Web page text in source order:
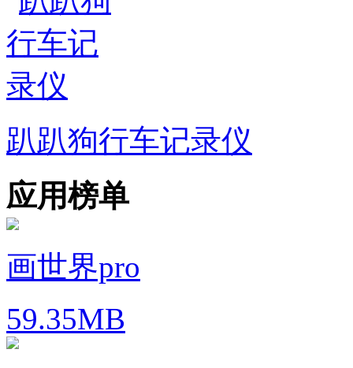
趴趴狗行车记录仪
应用榜单
画世界pro
59.35MB